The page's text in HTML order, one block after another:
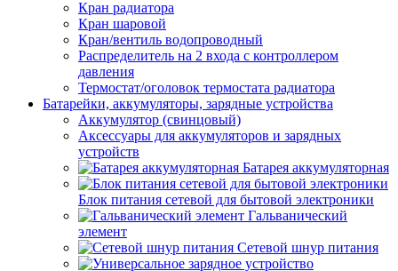
Кран радиатора
Кран шаровой
Кран/вентиль водопроводный
Распределитель на 2 входа с контроллером
давления
Термостат/оголовок термостата радиатора
Батарейки, аккумуляторы, зарядные устройства
Аккумулятор (свинцовый)
Аксессуары для аккумуляторов и зарядных
устройств
Батарея аккумуляторная
Блок питания сетевой для бытовой электроники
Гальванический
элемент
Сетевой шнур питания